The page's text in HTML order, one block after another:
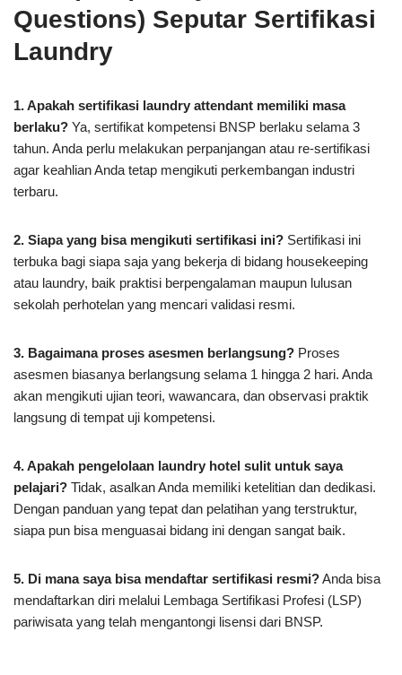
Questions) Seputar Sertifikasi
Laundry
1. Apakah sertifikasi laundry attendant memiliki masa
berlaku? Ya, sertifikat kompetensi BNSP berlaku selama 3
tahun. Anda perlu melakukan perpanjangan atau re-sertifikasi
agar keahlian Anda tetap mengikuti perkembangan industri
terbaru.
2. Siapa yang bisa mengikuti sertifikasi ini? Sertifikasi ini
terbuka bagi siapa saja yang bekerja di bidang housekeeping
atau laundry, baik praktisi berpengalaman maupun lulusan
sekolah perhotelan yang mencari validasi resmi.
3. Bagaimana proses asesmen berlangsung? Proses
asesmen biasanya berlangsung selama 1 hingga 2 hari. Anda
akan mengikuti ujian teori, wawancara, dan observasi praktik
langsung di tempat uji kompetensi.
4. Apakah pengelolaan laundry hotel sulit untuk saya
pelajari? Tidak, asalkan Anda memiliki ketelitian dan dedikasi.
Dengan panduan yang tepat dan pelatihan yang terstruktur,
siapa pun bisa menguasai bidang ini dengan sangat baik.
5. Di mana saya bisa mendaftar sertifikasi resmi?Anda bisa
mendaftarkan diri melalui Lembaga Sertifikasi Profesi (LSP)
pariwisata yang telah mengantongi lisensi dari BNSP.